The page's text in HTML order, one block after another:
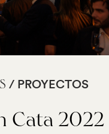
/ PROYECTOS
Cata 2022